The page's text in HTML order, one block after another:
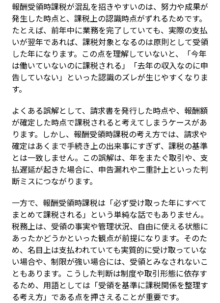
報酬受領時課税が混乱を招きやすいのは、努力や成果が
発生した時点と、課税上の認識時点がずれるためです。
たとえば、前年中に業務を完了していても、実際の支払
いが翌年であれば、課税対象となるのは原則として受領
した年になります。この点を理解していないと、「今年
は働いていないのに課税される」「去年の収入なのに申
告していない」といった認識のズレが生じやすくなりま
す。
よくある誤解として、請求書を発行した時点や、報酬額
が確定した時点で課税されると考えてしまうケースがあ
ります。しかし、報酬受領時課税の考え方では、請求や
確定はあくまで手続き上の出来事にすぎず、課税の基準
とは一致しません。この誤解は、年をまたぐ取引や、支
払遅延が起きた場合に、申告漏れや二重計上といった判
断ミスにつながります。
一方で、報酬受領時課税は「必ず受け取った年にすべて
まとめて課税される」という単純な話でもありません。
税務上は、受領の事実や管理状況、自由に使える状態に
あったかどうかといった観点が前提になります。そのた
め、名目上は支払われていても実質的に受け取っていな
い場合や、制限が強い場合には、受領とみなされないこ
ともあります。こうした判断は制度や取引形態に依存す
るため、用語としては「受領を基準に課税関係を整理す
る考え方」である点を押さえることが重要です。